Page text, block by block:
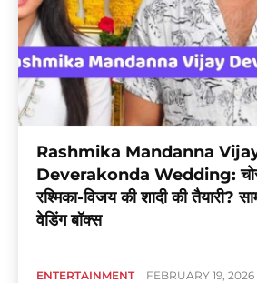
Rashmika Mandanna
Deverakonda Wedding:
रश्मिका-विजय की शादी की तैयारी?
वेडिंग बॉक्स
ENTERTAINMENT FEBRUARY 19, 2026